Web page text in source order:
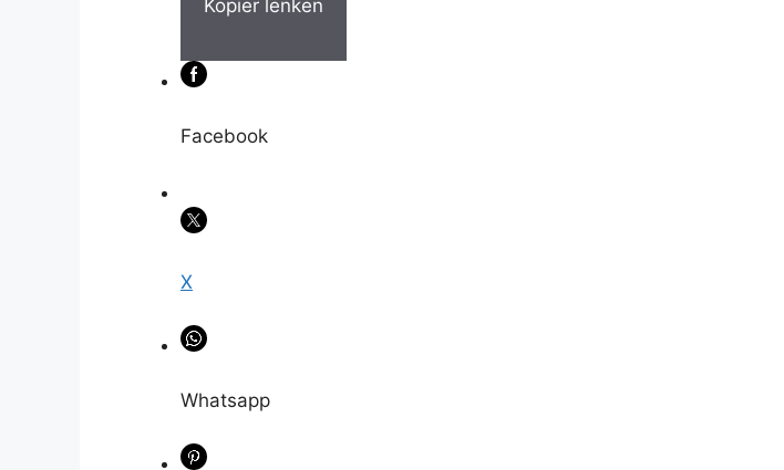
Kopier lenken
Facebook
X
Whatsapp